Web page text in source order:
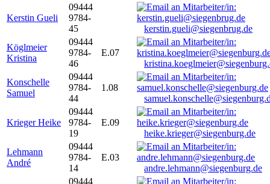
Kerstin Gueli
09444
9784-
45
kerstin.gueli@siegenbrug.de
Köglmeier
Kristina
09444
9784-
46
E.07
Konschelle
Samuel
09444
9784-
44
1.08
Krieger Heike
09444
9784-
19
E.09
heike.krieger@siegenburg.de
Lehmann
André
09444
9784-
14
E.03
andre.lehmann@siegenburg.de
09444